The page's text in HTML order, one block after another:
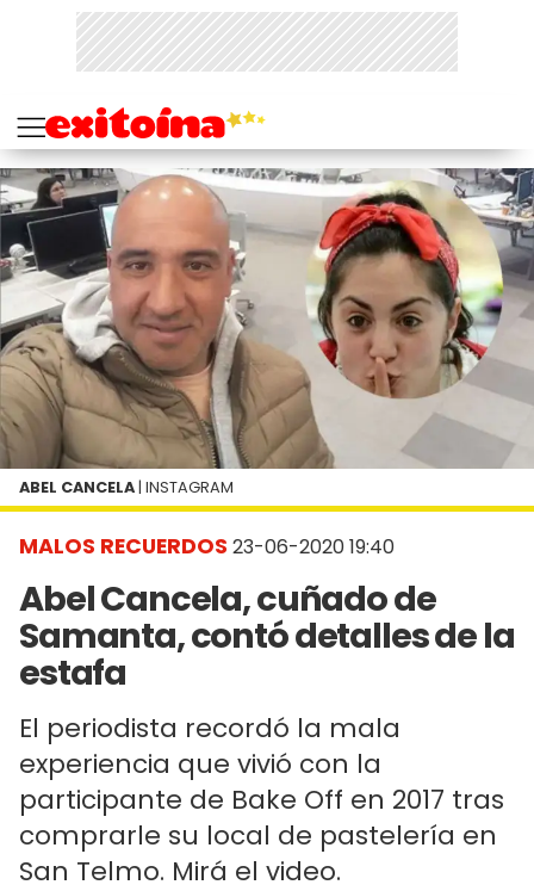
MALOS RECUERDOS 23-06-2020 19:40
Abel Cancela, cuñado de
Samanta, contó detalles de la
estafa
El periodista recordó la mala
experiencia que vivió con la
participante de Bake Off en 2017 tras
comprarle su local de pastelería en
San Telmo. Mirá el video.
ABEL CANCELA | INSTAGRAM